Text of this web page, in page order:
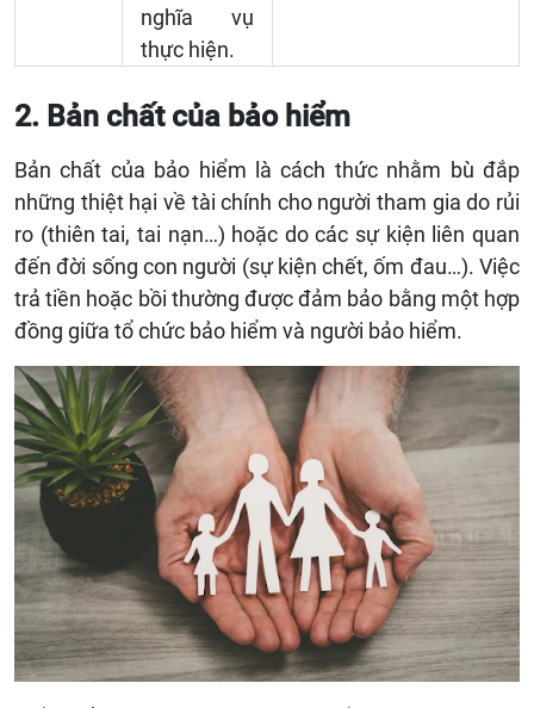
nghĩa vụ
thực hiện.
2. Bản chất của bảo hiểm
Bản chất của bảo hiểm là cách thức nhằm bù đắp
những thiệt hại về tài chính cho người tham gia do rủi
ro (thiên tai, tai nạn…) hoặc do các sự kiện liên quan
đến đời sống con người (sự kiện chết, ốm đau…). Việc
trả tiền hoặc bồi thường được đảm bảo bằng một hợp
đồng giữa tổ chức bảo hiểm và người bảo hiểm.